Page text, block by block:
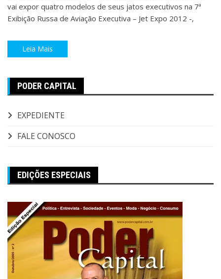
vai expor quatro modelos de seus jatos executivos na 7ª
Exibição Russa de Aviação Executiva – Jet Expo 2012 -,
Leia Mais
PODER CAPITAL
EXPEDIENTE
FALE CONOSCO
EDIÇÕES ESPECIAIS